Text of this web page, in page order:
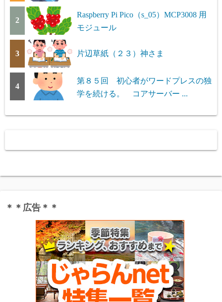
2
Raspberry Pi Pico（s_05）MCP3008 用
モジュール
3 片辺草紙（２３）神さま
4
第８５回 初心者がワードプレスの独
学を続ける。 コアサーバー ...
＊＊広告＊＊